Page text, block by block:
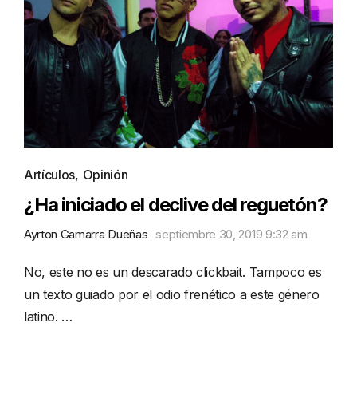
Artículos, Opinión
¿Ha iniciado el declive del reguetón?
Ayrton Gamarra Dueñas septiembre 30, 2019 9:32 am
No, este no es un descarado clickbait. Tampoco es
un texto guiado por el odio frenético a este género
latino. …